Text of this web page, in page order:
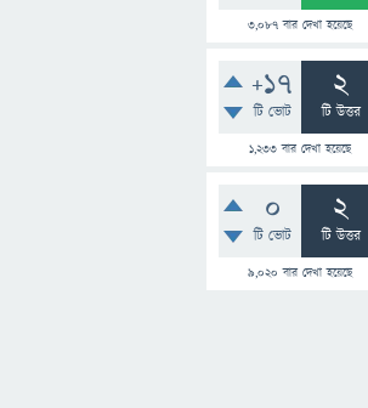
3,087বার দেখা হয়েছে
+17
টি ভোট
2
টি উত্তর
1,233বার দেখা হয়েছে
0
টি ভোট
2
টি উত্তর
9,020 বার দেখা হয়েছে